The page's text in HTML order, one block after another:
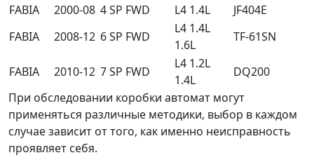
FABIA
2000-08 4 SP FWD L4 1.4L
JF404E
FABIA
2008-12 6 SP FWD
L4 1.4L
1.6L
TF-61SN
FABIA 2010-12 7 SP FWD
L4 1.2L
1.4L
DQ200
При обследовании коробки автомат могут
применяться различные методики, выбор в каждом
случае зависит от того, как именно неисправность
проявляет себя.